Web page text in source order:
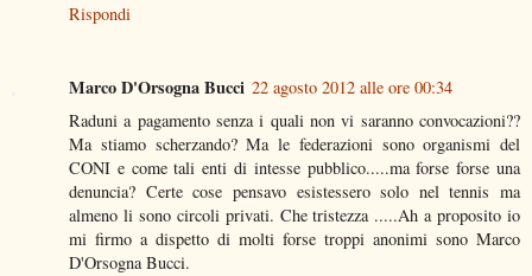
Rispondi
Marco D'Orsogna Bucci 22 agosto 2012 alle ore 00:34
Raduni a pagamento senza i quali non vi saranno convocazioni??
Ma stiamo scherzando? Ma le federazioni sono organismi del
CONI e come tali enti di intesse pubblico.....ma forse forse una
denuncia? Certe cose pensavo esistessero solo nel tennis ma
almeno li sono circoli privati. Che tristezza .....Ah a proposito io
mi firmo a dispetto di molti forse troppi anonimi sono Marco
D'Orsogna Bucci.